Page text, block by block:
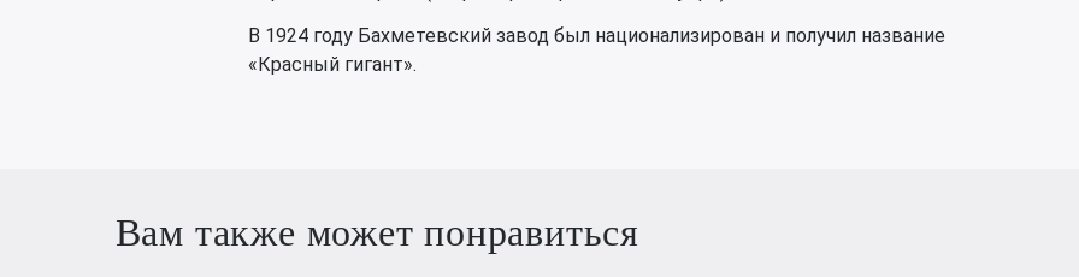
В 1924 году Бахметевский завод был национализирован и получил название
«Красный гигант».
Вам также может понравиться